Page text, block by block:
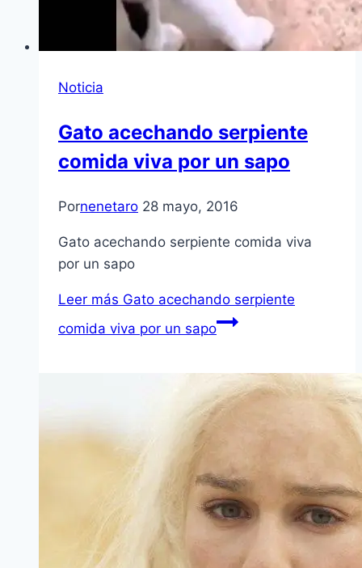
Noticia
Gato acechando serpiente
comida viva por un sapo
Pornenetaro 28 mayo, 2016
Gato acechando serpiente comida viva
por un sapo
Leer más Gato acechando serpiente
comida viva por un sapo